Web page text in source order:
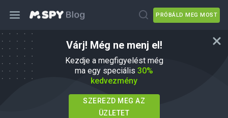
PRÓBÁLD MEG MOST
Várj! Még ne menj el!
Kezdje a megfigyelést még
ma egy speciális 30%
kedvezmény
SZEREZD MEG AZ
ÜZLETET